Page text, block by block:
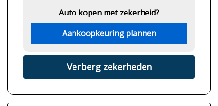
Auto kopen met zekerheid?
Aankoopkeuring plannen
Verberg zekerheden